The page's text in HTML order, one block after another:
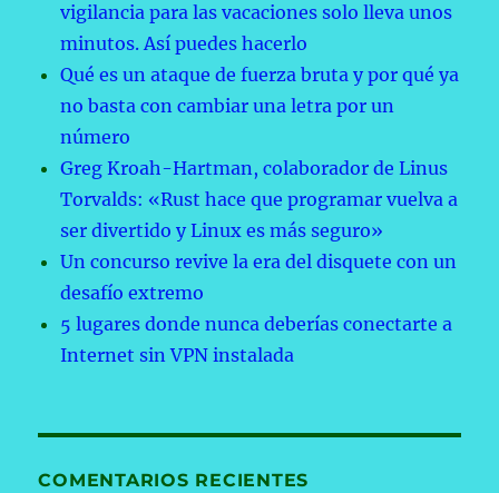
vigilancia para las vacaciones solo lleva unos
minutos. Así puedes hacerlo
Qué es un ataque de fuerza bruta y por qué ya
no basta con cambiar una letra por un
número
Greg Kroah-Hartman, colaborador de Linus
Torvalds: «Rust hace que programar vuelva a
ser divertido y Linux es más seguro»
Un concurso revive la era del disquete con un
desafío extremo
5 lugares donde nunca deberías conectarte a
Internet sin VPN instalada
COMENTARIOS RECIENTES